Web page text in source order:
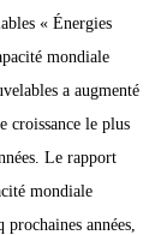
« Énergies
mondiale
a augmenté
croissance le plus
Le rapport
mondiale
années,